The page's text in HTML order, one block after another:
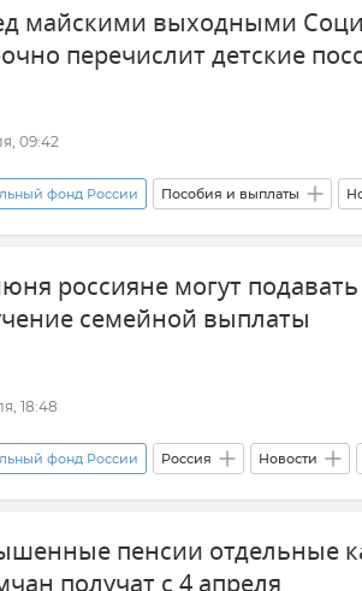
майскими выходными
перечислит детские
09:42
фонд России Пособия и выплаты
россияне могут
семейной выплаты
18:48
фонд России Россия Новости
пенсии отдельные
получат с 4 апреля